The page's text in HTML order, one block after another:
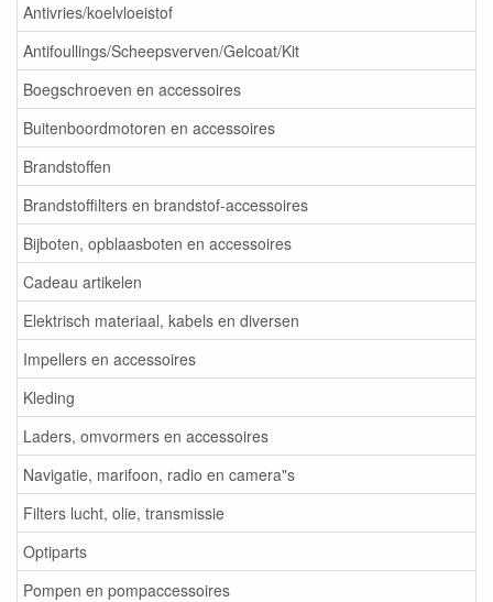
Antivries/koelvloeistof
Antifoullings/Scheepsverven/Gelcoat/Kit
Boegschroeven en accessoires
Buitenboordmotoren en accessoires
Brandstoffen
Brandstoffilters en brandstof-accessoires
Bijboten, opblaasboten en accessoires
Cadeau artikelen
Elektrisch materiaal, kabels en diversen
Impellers en accessoires
Kleding
Laders, omvormers en accessoires
Navigatie, marifoon, radio en camera"s
Filters lucht, olie, transmissie
Optiparts
Pompen en pompaccessoires